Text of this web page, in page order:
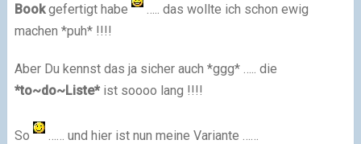
Bookgefertigt habe
….. das wollte ich schon ewig
machen *puh* !!!!
Aber Du kennst das ja sicher auch *ggg* ….. die
*to~do~Liste*ist soooo lang !!!!
So …… und hier ist nun meine Variante ……